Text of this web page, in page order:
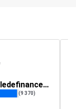
lacentraledefinancement.fr
(9 370)